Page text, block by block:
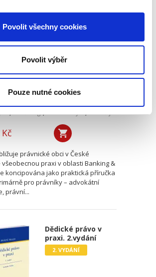
Povolit všechny cookies
Povolit výběr
Pouze nutné cookies
Banking & Finance.
Všeobecná praxe
,Miloš Felgr,Daniel Hurych,Tomáš Jíně ,Petr Vybíral
právnické obci v České
praxi v oblasti Banking &
koncipována jako praktická příručka
pro právníky – advokátní
právní...
Dědické právo v
praxi. 2.vydání
2. VYDÁNÍ